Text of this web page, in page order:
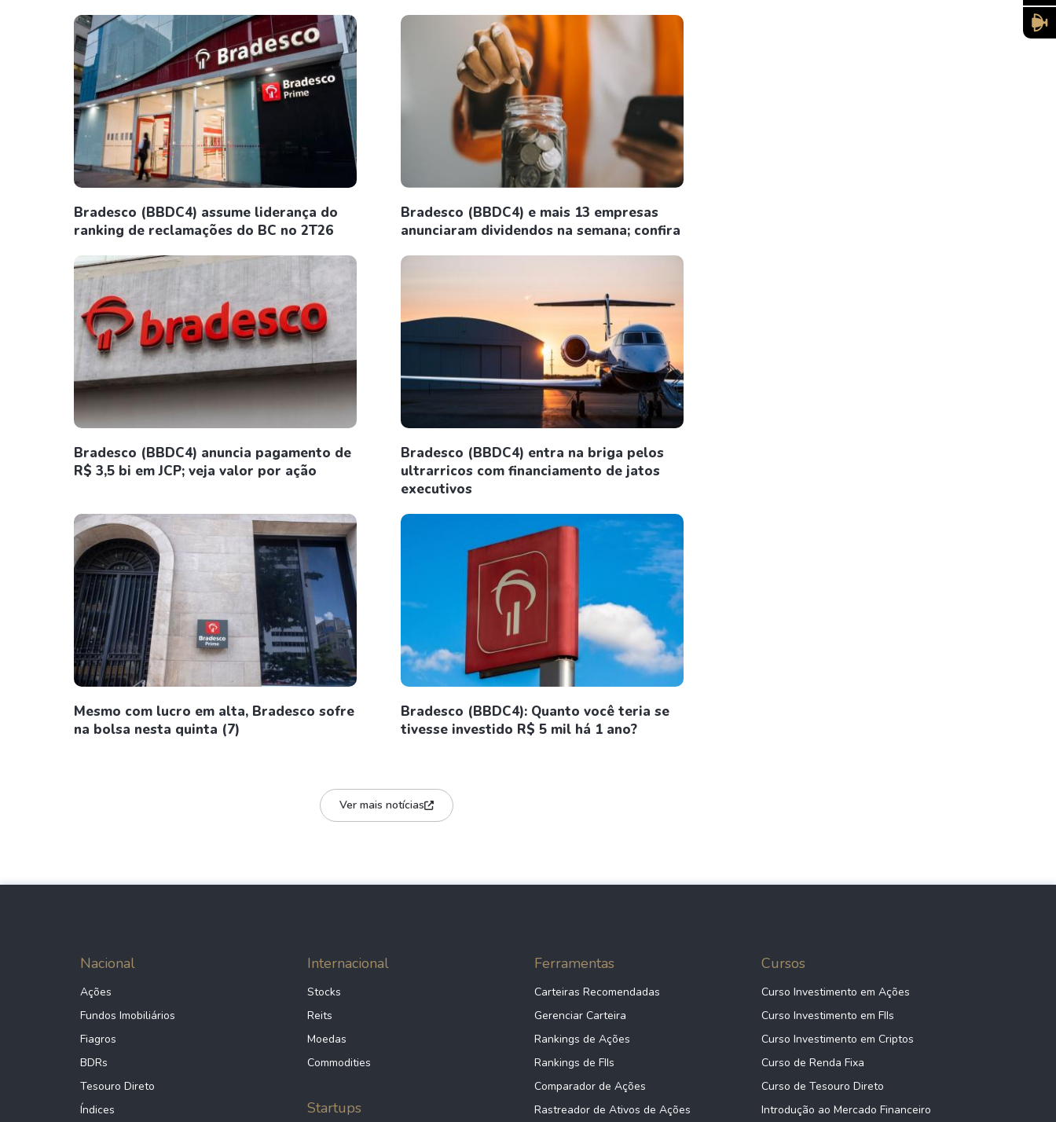
Bradesco (BBDC4) assume liderança do
ranking de reclamações do BC no 2T26
Bradesco (BBDC4) e mais 13 empresas
anunciaram dividendos na semana; confira
Bradesco (BBDC4) anuncia pagamento de
R$ 3,5 bi em JCP; veja valor por ação
Bradesco (BBDC4) entra na briga pelos
ultrarricos com financiamento de jatos
executivos
Mesmo com lucro em alta, Bradesco sofre
na bolsa nesta quinta (7)
Bradesco (BBDC4): Quanto você teria se
tivesse investido R$ 5 mil há 1 ano?
Ver mais notícias
Nacional
Ações
Fundos Imobiliários
Fiagros
BDRs
Tesouro Direto
Índices
Internacional
Stocks
Reits
Moedas
Commodities
Startups
Ferramentas
Carteiras Recomendadas
Gerenciar Carteira
Rankings de Ações
Rankings de FIIs
Comparador de Ações
Rastreador de Ativos de Ações
Cursos
Curso Investimento em Ações
Curso Investimento em FIIs
Curso Investimento em Criptos
Curso de Renda Fixa
Curso de Tesouro Direto
Introdução ao Mercado Financeiro